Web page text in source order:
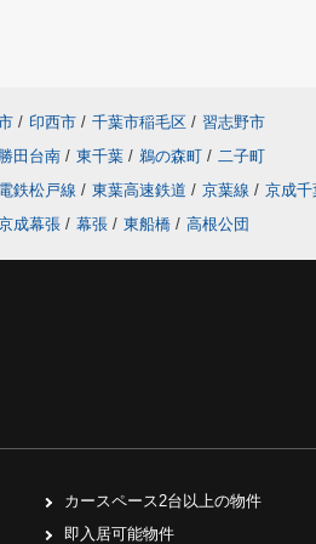
/ 印西市 / 千葉市稲毛区 / 習志野市
勝田台南 / 東千葉 / 鵜の森町 / 二子町
鉄松戸線 / 東葉高速鉄道 / 京葉線 / 京成千
成幕張 / 幕張 / 東船橋 / 高根公団
カースペース2台以上の物件
即入居可能物件